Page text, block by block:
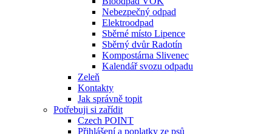
Nebezpečný odpad
Elektroodpad
Sběrné místo Lipence
Sběrný dvůr Radotín
Kompostárna Slivenec
Kalendář svozu odpadu
Zeleň
Kontakty
Jak správně topit
Potřebuji si zařídit
Czech POINT
Přihlášení a poplatky ze psů